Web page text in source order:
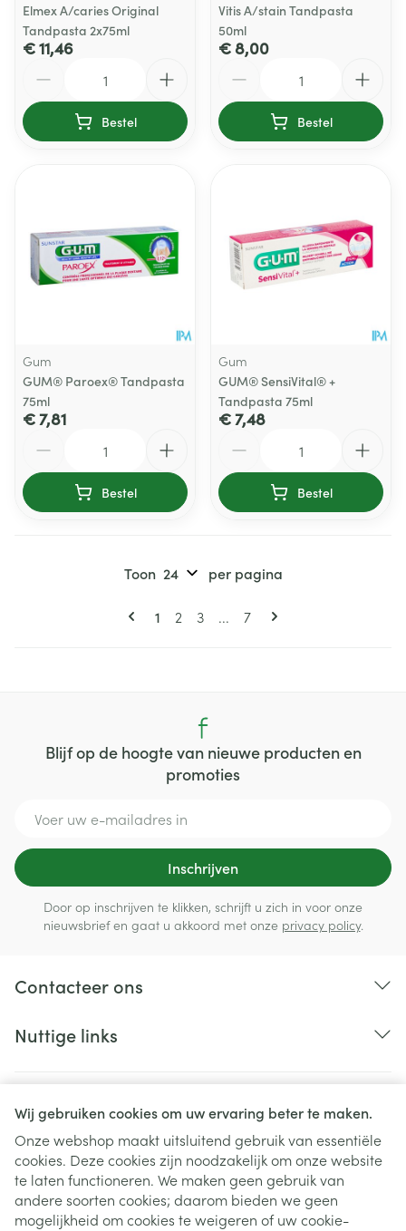
Wij gebruiken cookies om uw ervaring beter te maken.
Onze webshop maakt uitsluitend gebruik van essentiële
cookies. Deze cookies zijn noodzakelijk om onze website
te laten functioneren. We maken geen gebruik van
andere soorten cookies; daarom bieden we geen
mogelijkheid om cookies te weigeren of uw cookie-
Elmex A/caries Original
Tandpasta 2x75ml
€ 11,46
Bestel
Vitis A/stain Tandpasta
50ml
€ 8,00
Bestel
Gum
GUM® Paroex® Tandpasta
75ml
€ 7,81
Bestel
Gum
GUM® SensiVital® +
Tandpasta 75ml
€ 7,48
Bestel
Pagina's
U lees momenteel pagina
1 Pagina
2 Pagina
3 ... Pagina
7
Toon per pagina
Blijf op de hoogte van nieuwe producten en
promoties
Inschrijven
Door op inschrijven te klikken, schrijft u zich in voor onze
nieuwsbrief en gaat u akkoord met onze privacy policy.
Contacteer ons
Nuttige links